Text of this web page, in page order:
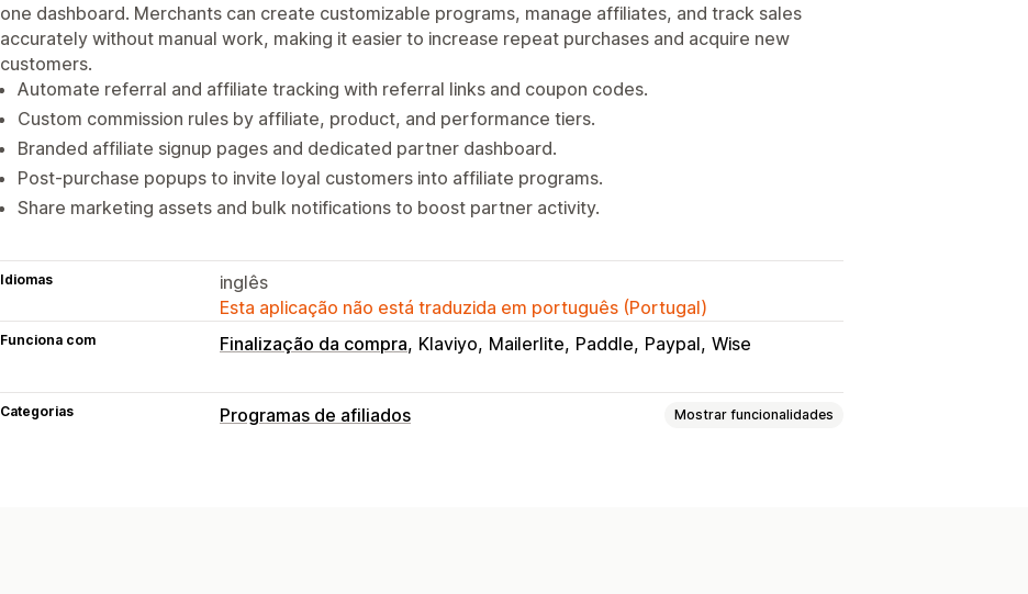
one dashboard. Merchants can create customizable programs, manage affiliates, and track sales
accurately without manual work, making it easier to increase repeat purchases and acquire new
customers.
Automate referral and affiliate tracking with referral links and coupon codes.
Custom commission rules by affiliate, product, and performance tiers.
Branded affiliate signup pages and dedicated partner dashboard.
Post-purchase popups to invite loyal customers into affiliate programs.
Share marketing assets and bulk notifications to boost partner activity.
Idiomas
inglês
Esta aplicação não está traduzida em português (Portugal)
Funciona com Finalização da compra Klaviyo Mailerlite Paddle Paypal Wise
Categorias Programas de afiliados Mostrar funcionalidades